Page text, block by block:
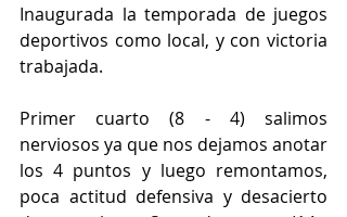
Inaugurada la temporada de juegos
deportivos como local, y con victoria
trabajada.
Primer cuarto (8 - 4) salimos
nerviosos ya que nos dejamos anotar
los 4 puntos y luego remontamos,
poca actitud defensiva y desacierto